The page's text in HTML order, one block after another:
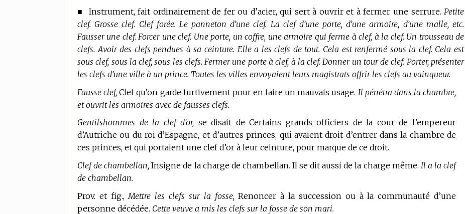
■ Instrument, fait ordinairement de fer ou d’acier, qui sert à ouvrir et à fermer une serrure. Petite
clef. Grosse clef. Clef forée. Le panneton d’une clef. La clef d’une porte, d’une armoire, d’une malle, etc.
Fausser une clef. Forcer une clef. Une porte, un coffre, une armoire qui ferme à clef, à la clef. Un trousseau de
clefs. Avoir des clefs pendues à sa ceinture. Elle a les clefs de tout. Cela est renfermé sous la clef. Cela est
sous clef, sous la clef, sous les clefs. Fermer une porte à clef, à la clef. Donner un tour de clef. Porter, présenter
les clefs d’une ville à un prince. Toutes les villes envoyaient leurs magistrats offrir les clefs au vainqueur.
Fausse clef, Clef qu’on garde furtivement pour en faire un mauvais usage. Il pénétra dans la chambre,
et ouvrit les armoires avec de fausses clefs.
Gentilshommes de la clef d’or, se disait de Certains grands officiers de la cour de l’empereur
d’Autriche ou du roi d’Espagne, et d’autres princes, qui avaient droit d’entrer dans la chambre de
ces princes, et qui portaient une clef d’or à leur ceinture, pour marque de ce droit.
Clef de chambellan, Insigne de la charge de chambellan. Il se dit aussi de la charge même. Il a la clef
de chambellan.
Prov. et fig., Mettre les clefs sur la fosse, Renoncer à la succession ou à la communauté d’une
personne décédée. Cette veuve a mis les clefs sur la fosse de son mari.